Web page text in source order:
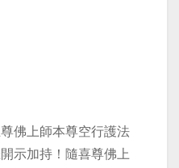
佛上師本尊空行護法
示加持！隨喜尊佛上